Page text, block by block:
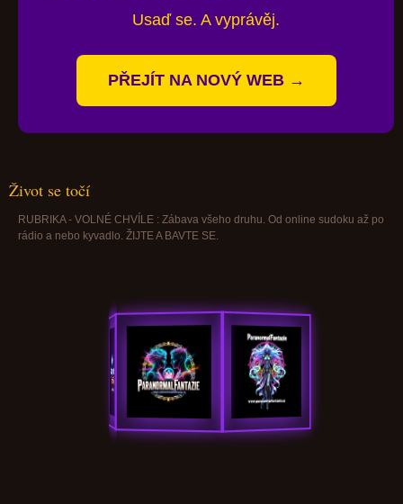
Usaď se. A vyprávěj.
PŘEJÍT NA NOVÝ WEB →
Život se točí
RUBRIKA - VOLNÉ CHVÍLE : Zábava všeho druhu. Od online sudoku až po
rádio a nebo kyvadlo. ŽIJTE A BAVTE SE.